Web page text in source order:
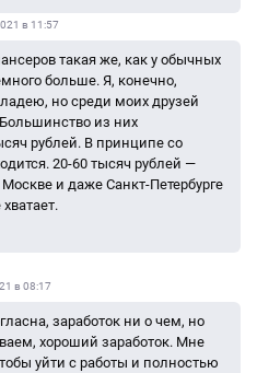
в 11:57
такая же, как у обычных
больше. Я, конечно,
но среди моих друзей
из них
рублей. В принципе со
20-60 тысяч рублей —
и даже Санкт-Петербурге
в 08:17
заработок ни о чем, но
хороший заработок. Мне
уйти с работы и полностью